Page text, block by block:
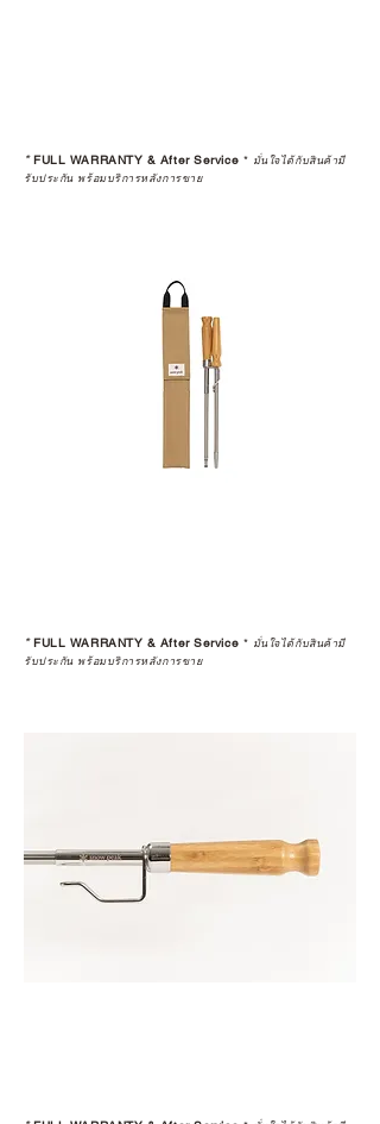
ในอุปกรณ์ที่คุณรัก มีคุณค่าอย่าง
เพื่อให้คุณได้รับทั้งสินค้า และ
ประสบการณ์ที่สมบูรณ์แบบในระยะ
อ่านต่อเรื่องการรับประกันสินค้าได้
https://www.campstudio.co.th/
*FULL WARRANTY & After Service * มั่นใจได้กับสินค้ามี
รับประกัน พร้อมบริการหลังการขาย
*FULL WARRANTY & After Service * มั่นใจได้กับสินค้ามี
รับประกัน พร้อมบริการหลังการขาย